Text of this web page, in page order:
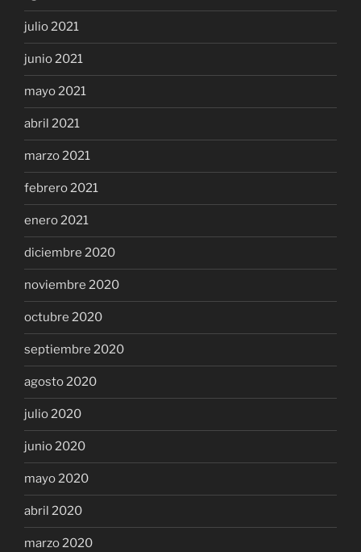
julio 2021
junio 2021
mayo 2021
abril 2021
marzo 2021
febrero 2021
enero 2021
diciembre 2020
noviembre 2020
octubre 2020
septiembre 2020
agosto 2020
julio 2020
junio 2020
mayo 2020
abril 2020
marzo 2020